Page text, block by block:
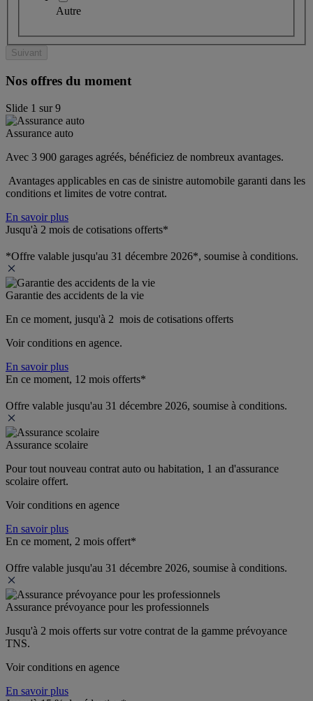
Autre
Suivant
Nos offres du moment
Slide 1 sur9
Assurance auto
Avec 3 900 garages agréés, bénéficiez de nombreux avantages.
Avantages applicables en cas de sinistre automobile garanti dans les
conditions et limites de votre contrat.
En savoir plus
Jusqu'à 2 mois de cotisations offerts*
*Offre valable jusqu'au 31 décembre 2026*, soumise à conditions.
Garantie des accidents de la vie
En ce moment, jusqu'à 2  mois de cotisations offerts
Voir conditions en agence.
En savoir plus
En ce moment, 12 mois offerts*
Offre valable jusqu'au 31 décembre 2026, soumise à conditions.
Assurance scolaire
Pour tout nouveau contrat auto ou habitation, 1 an d'assurance
scolaire offert.
Voir conditions en agence
En savoir plus
En ce moment, 2 mois offert*
Offre valable jusqu'au 31 décembre 2026, soumise à conditions.
Assurance prévoyance pour les professionnels
Jusqu'à 2 mois offerts sur votre contrat de la gamme prévoyance
TNS.
Voir conditions en agence
En savoir plus